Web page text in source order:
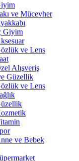
ve Mücevher
Giyim
ve Lens
Alışveriş
Güzellik
ve Lens
ve Bebek